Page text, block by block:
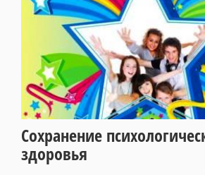
Сохранение
здоровья